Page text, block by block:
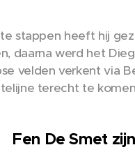
stappen heeft hij
daarna werd het
velden verkent via
terecht te
Fen De Smet